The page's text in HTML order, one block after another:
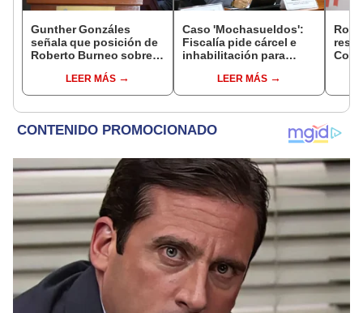
Gunther Gonzáles
señala que posición de
Roberto Burneo sobre
Aliaga no representan al
JNE
LEER MÁS
Caso 'Mochasueldos':
Fiscalía pide cárcel e
inhabilitación para
fujimorista María
Cordero Jon Tay
LEER MÁS